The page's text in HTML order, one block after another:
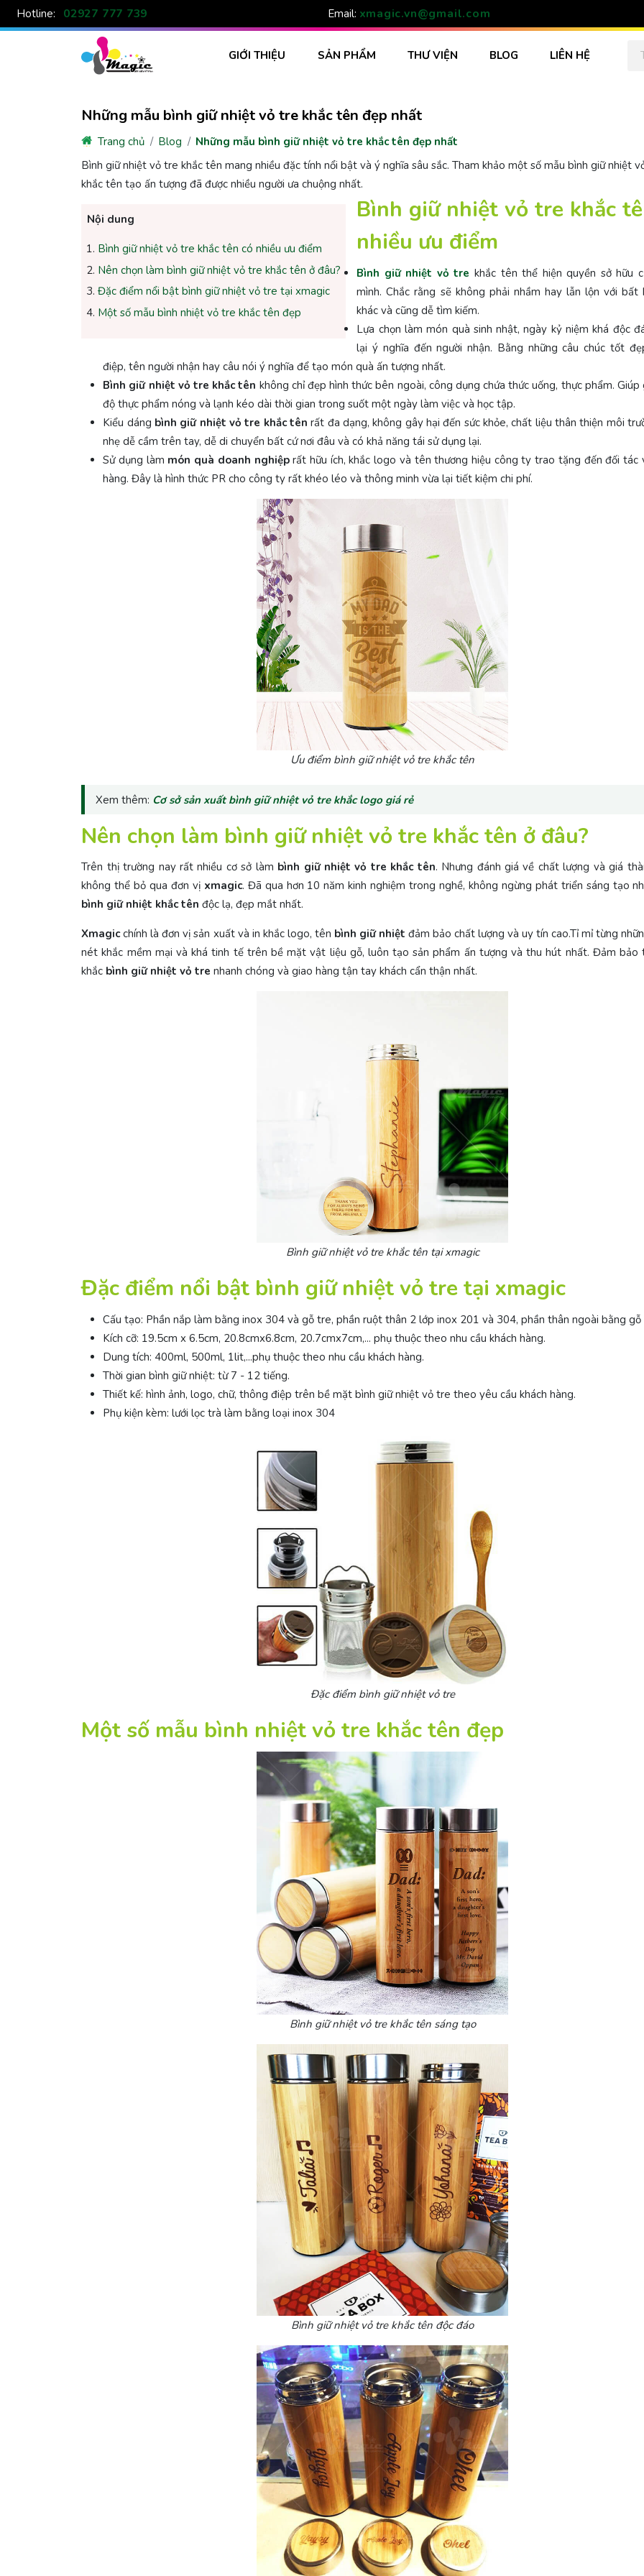
Những mẫu bình giữ nhiệt vỏ tre khắc tên đẹp nhất
Trang chủ Blog
Những mẫu bình giữ nhiệt vỏ tre khắc tên đẹp nhất
Bình giữ nhiệt vỏ tre khắc tên mang nhiều đặc tính nổi bật và ý nghĩa sâu sắc. Tham khảo một số mẫu bình giữ nhiệt
khắc tên tạo ấn tượng đã được nhiều người ưa chuộng nhất.
Nội dung
Bình giữ nhiệt vỏ tre khắc tên có nhiều ưu điểm
Nên chọn làm bình giữ nhiệt vỏ tre khắc tên ở đâu?
Đặc điểm nổi bật bình giữ nhiệt vỏ tre tại xmagic
Một số mẫu bình nhiệt vỏ tre khắc tên đẹp
Bình giữ nhiệt vỏ tre khắc
nhiều ưu điểm
Bình giữ nhiệt vỏ tre khắc tên thể hiện quyền sở hữu
mình. Chắc rằng sẽ không phải nhầm hay lẫn lộn với bất
khác và cũng dễ tìm kiếm.
Lựa chọn làm món quà sinh nhật, ngày kỷ niệm khá độc
lại ý nghĩa đến người nhận. Bằng những câu chúc tốt
điệp, tên người nhận hay câu nói ý nghĩa để tạo món quà ấn tượng nhất.
Bình giữ nhiệt vỏ tre khắc tên không chỉ đẹp hình thức bên ngoài, công dụng chứa thức uống, thực phẩm. Giúp
độ thực phẩm nóng và lạnh kéo dài thời gian trong suốt một ngày làm việc và học tập.
Kiểu dáng bình giữ nhiệt vỏ tre khắc tên rất đa dạng, không gây hại đến sức khỏe, chất liệu thân thiện môi
nhẹ dễ cầm trên tay, dễ di chuyển bất cứ nơi đâu và có khả năng tái sử dụng lại.
Sử dụng làm món quà doanh nghiệprất hữu ích, khắc logo và tên thương hiệu công ty trao tặng đến đối tác
hàng. Đây là hình thức PR cho công ty rất khéo léo và thông minh vừa lại tiết kiệm chi phí.
Ưu điểm bình giữ nhiệt vỏ tre khắc tên
Xem thêm: Cơ sở sản xuất bình giữ nhiệt vỏ tre khắc logo giá rẻ
Nên chọn làm bình giữ nhiệt vỏ tre khắc tên ở đâu?
Trên thị trường nay rất nhiều cơ sở làm bình giữ nhiệt vỏ tre khắc tên. Nhưng đánh giá về chất lượng và giá
không thể bỏ qua đơn vị xmagic. Đã qua hơn 10 năm kinh nghiệm trong nghề, không ngừng phát triển sáng tạo
bình giữ nhiệt khắc tên độc lạ, đẹp mắt nhất.
Xmagicchính là đơn vị sản xuất và in khắc logo, tên bình giữ nhiệt đảm bảo chất lượng và uy tín cao.Tỉ mỉ từng
nét khắc mềm mại và khá tinh tế trên bề mặt vật liệu gỗ, luôn tạo sản phẩm ấn tượng và thu hút nhất. Đảm bảo
khắc bình giữ nhiệt vỏ tre nhanh chóng và giao hàng tận tay khách cẩn thận nhất.
Bình giữ nhiệt vỏ tre khắc tên tại xmagic
Đặc điểm nổi bật bình giữ nhiệt vỏ tre tại xmagic
Cấu tạo: Phần nắp làm bằng inox 304 và gỗ tre, phần ruột thân 2 lớp inox 201 và 304, phần thân ngoài bằng
Kích cỡ: 19.5cm x 6.5cm, 20.8cmx6.8cm, 20.7cmx7cm,... phụ thuộc theo nhu cầu khách hàng.
Dung tích: 400ml, 500ml, 1lit,...phụ thuộc theo nhu cầu khách hàng.
Thời gian bình giữ nhiệt: từ 7 - 12 tiếng.
Thiết kế: hình ảnh, logo, chữ, thông điệp trên bề mặt bình giữ nhiệt vỏ tre theo yêu cầu khách hàng.
Phụ kiện kèm: lưới lọc trà làm bằng loại inox 304
Đặc điểm bình giữ nhiệt vỏ tre
Một số mẫu bình nhiệt vỏ tre khắc tên đẹp
Bình giữ nhiệt vỏ tre khắc tên sáng tạo
Bình giữ nhiệt vỏ tre khắc tên độc đáo
Hotline: 02927 777 739 Email: xmagic.vn@gmail.com
GIỚI THIỆU SẢN PHẨM THƯ VIỆN BLOG LIÊN HỆ